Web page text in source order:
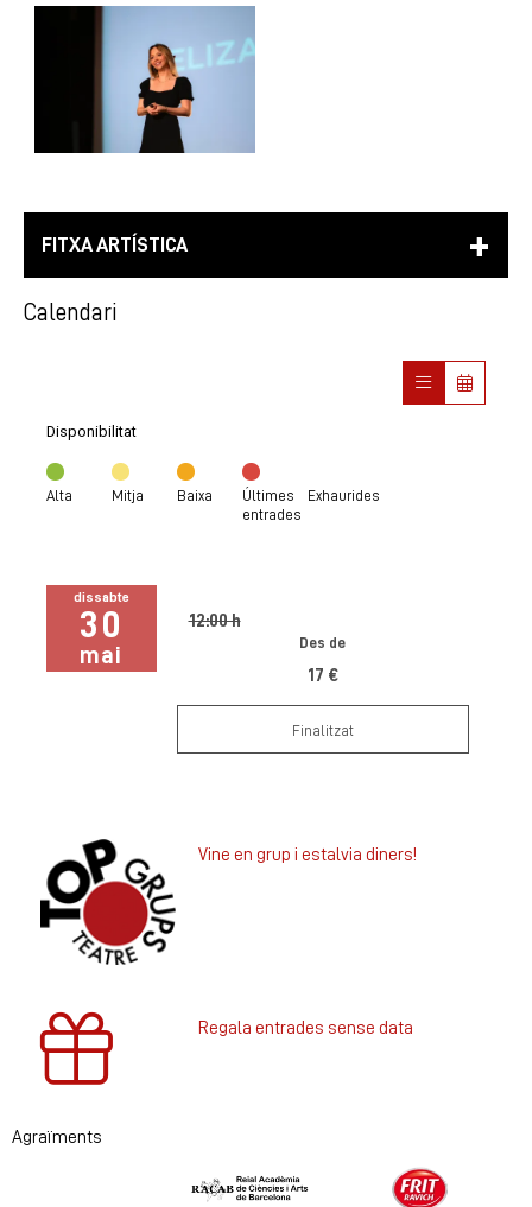
FITXA ARTÍSTICA
Calendari
Disponibilitat
Alta Mitja Baixa
Últimes
entrades
Exhaurides
dissabte
30
mai
12:00 h
Des de
17 €
Finalitzat
Vine en grup i estalvia diners!
Regala entrades sense data
Agraïments